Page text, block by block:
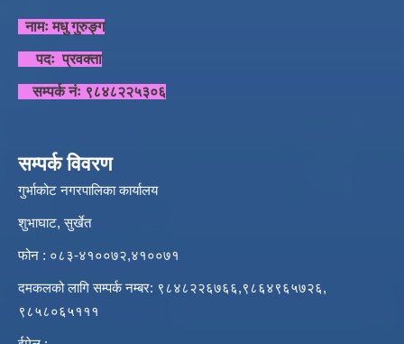
नामः मधु गुरुङ्ग
पदः प्रवक्ता
सम्पर्क नंः ९८४८२२५३०६
सम्पर्क विवरण
गुर्भाकोट नगरपालिका कार्यालय
शुभाघाट, सुर्खेत
फोन : ०८३-४१००७२,४१००७१
दमकलको लागि सम्पर्क नम्बर: ९८४८२२६७६६,९८६४९६५७२६,
९८५८०६५१११